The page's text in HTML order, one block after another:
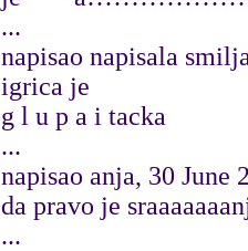
...
napisao napisala
igrica je
g l u p a i tacka
...
napisao anja, 30 June
da pravo je
...